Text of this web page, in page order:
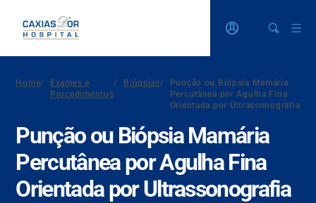
Home/
Exames e
Procedimentos
/ Biópsias/
Punção ou Biópsia Mamária
Percutânea por Agulha Fina
Orientada por Ultrassonografia
Punção ou Biópsia Mamária
Percutânea por Agulha Fina
Orientada por Ultrassonografia